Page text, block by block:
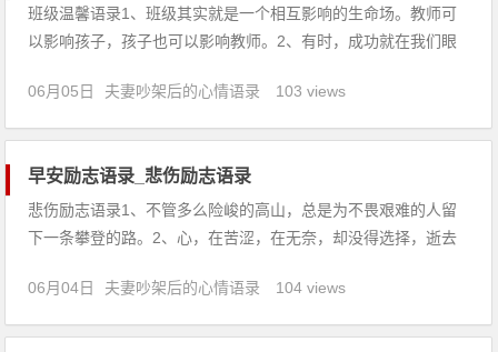
班级温馨语录1、班级其实就是一个相互影响的生命场。教师可
以影响孩子，孩子也可以影响教师。2、有时，成功就在我们眼
每件事，那么，成功将会离我们越来越近。3、只有经过地狱般
的磨炼才能创造出天堂的力量，只有流过血的手指才能弹出事件
06月05日 夫妻吵架后的心情语录 103 views
早安励志语录_悲伤励志语录
悲伤励志语录1、不管多么险峻的高山，总是为不畏艰难的人留
下一条攀登的路。2、心，在苦涩，在无奈，却没得选择，逝去
找回我是么？4、忙于采集的蜜蜂，无暇在人前高谈阔论。5、我
以为那些记不清的事其实只是被繁华埋没在心底深处。6、原来
06月04日 夫妻吵架后的心情语录 104 views